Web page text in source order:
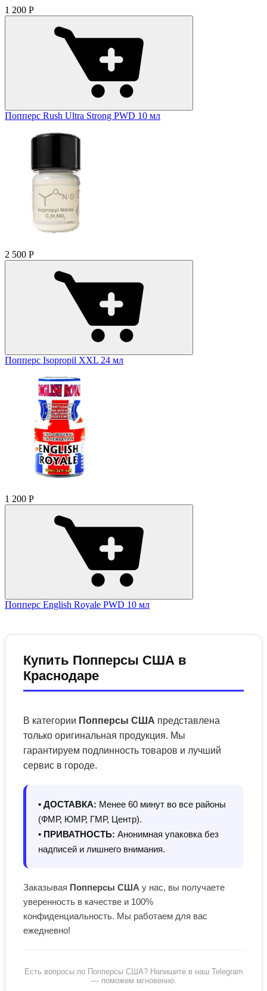
1 200 Р
Попперс Rush Ultra Strong PWD 10 мл
2 500 Р
Попперс Isopropil XXL 24 мл
1 200 Р
Попперс English Royale PWD 10 мл
Купить Попперсы США в
Краснодаре
В категории Попперсы США представлена
только оригинальная продукция. Мы
гарантируем подлинность товаров и лучший
сервис в городе.
• ДОСТАВКА: Менее 60 минут во все районы
(ФМР, ЮМР, ГМР, Центр).
• ПРИВАТНОСТЬ: Анонимная упаковка без
надписей и лишнего внимания.
Заказывая Попперсы США у нас, вы получаете
уверенность в качестве и 100%
конфиденциальность. Мы работаем для вас
ежедневно!
Есть вопросы по Попперсы США? Напишите в наш Telegram
— поможем мгновенно.